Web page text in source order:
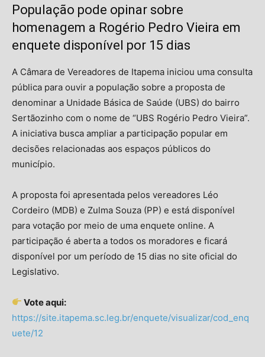
População pode opinar sobre
homenagem a Rogério Pedro Vieira em
enquete disponível por 15 dias
A Câmara de Vereadores de Itapema iniciou uma consulta
pública para ouvir a população sobre a proposta de
denominar a Unidade Básica de Saúde (UBS) do bairro
Sertãozinho com o nome de “UBS Rogério Pedro Vieira”.
A iniciativa busca ampliar a participação popular em
decisões relacionadas aos espaços públicos do
município.
A proposta foi apresentada pelos vereadores Léo
Cordeiro (MDB) e Zulma Souza (PP) e está disponível
para votação por meio de uma enquete online. A
participação é aberta a todos os moradores e ficará
disponível por um período de 15 dias no site oficial do
Legislativo.
Vote aqui:
https://site.itapema.sc.leg.br/enquete/visualizar/cod_enq
uete/12